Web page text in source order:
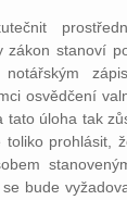
stanoví
osvědčení
tato úloha tak
toliko prohlásit,
bude